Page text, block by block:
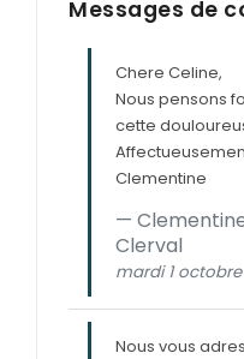
Messages de
Chere Celine,
Nous pensons
cette
Clementine
Clerval
mardi 1
Nous vous